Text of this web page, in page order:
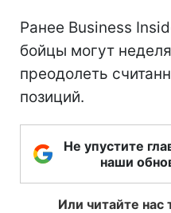
Ранее Business
бойцы могут
преодолеть
позиций.
Не упустите
наши
Или читайте нас